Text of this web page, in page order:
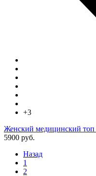
+3
Женский медицинский топ
5900 руб.
Назад
1
2